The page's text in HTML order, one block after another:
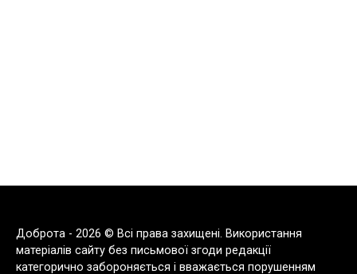
Доброта - 2026 © Всі права захищені. Використання
матеріалів сайту без письмової згоди редакції
категорично забороняється і вважається порушенням